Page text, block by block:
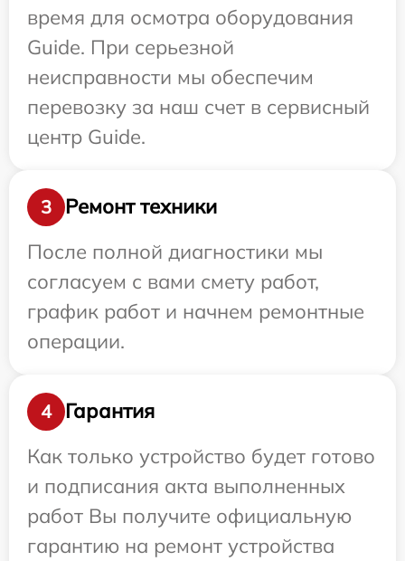
время для осмотра оборудования
Guide. При серьезной
неисправности мы обеспечим
перевозку за наш счет в сервисный
центр Guide.
3
Ремонт техники
После полной диагностики мы
согласуем с вами смету работ,
график работ и начнем ремонтные
операции.
4
Гарантия
Как только устройство будет готово
и подписания акта выполненных
работ Вы получите официальную
гарантию на ремонт устройства